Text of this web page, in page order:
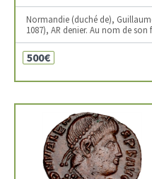
Normandie (duché de),
1087), AR denier. Au nom de
500€